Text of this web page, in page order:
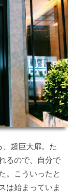
、超巨大扉。た
るので、自分で
。こういったと
は始まっていま